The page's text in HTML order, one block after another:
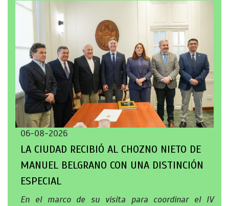
06-08-2026
LA CIUDAD RECIBIÓ AL CHOZNO NIETO DE
MANUEL BELGRANO CON UNA DISTINCIÓN
ESPECIAL
En el marco de su visita para coordinar el IV